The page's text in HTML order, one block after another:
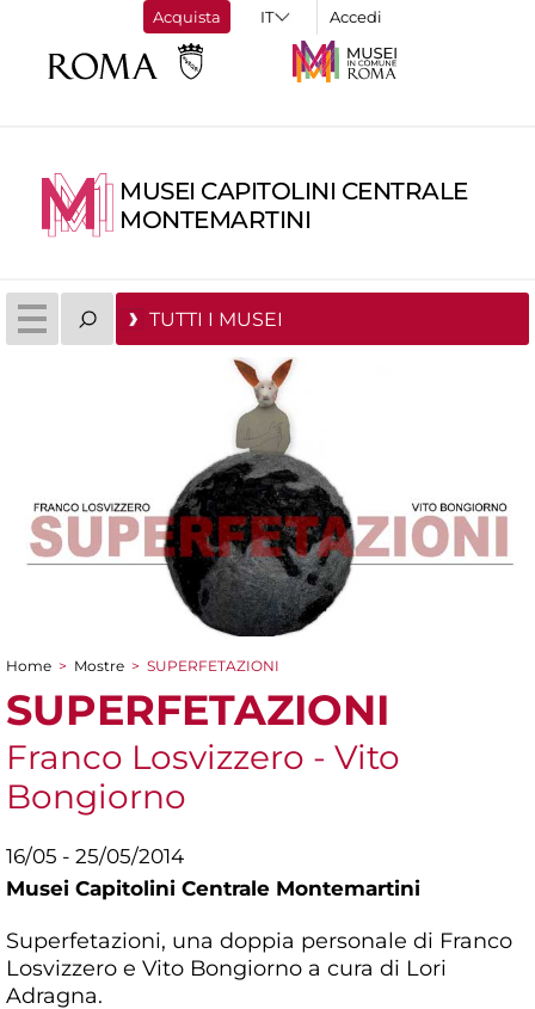
Acquista Accedi
MUSEI CAPITOLINI CENTRALE
MONTEMARTINI
TUTTI I MUSEI
Tu sei qui
Home > Mostre > SUPERFETAZIONI
SUPERFETAZIONI
Franco Losvizzero - Vito
Bongiorno
16/05 - 25/05/2014
Musei Capitolini Centrale Montemartini
Superfetazioni, una doppia personale di Franco
Losvizzero e Vito Bongiorno a cura di Lori
Adragna.